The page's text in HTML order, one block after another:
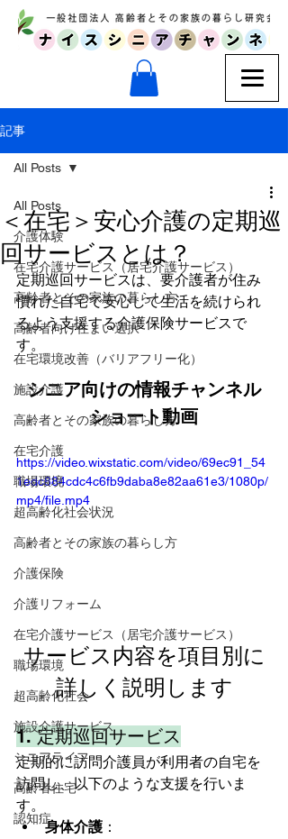
記事
All Posts
介護体験
在宅介護サービス（居宅介護サービス）
高齢者とその家族の暮らし方
高齢者向け住まい選択
在宅環境改善（バリアフリー化）
施設介護
高齢者とその家族の暮らし方
在宅介護
職場環境
超高齢化社会状況
高齢者とその家族の暮らし方
介護保険
介護リフォーム
在宅介護サービス（居宅介護サービス）
職場環境
超高齢化社会
施設介護サービス
シニアライフ
高齢者住宅
認知症
All Posts
＜在宅＞安心介護の定期巡
回サービスとは？
定期巡回サービスは、要介護者が住み
慣れた自宅で安心して生活を続けられ
るよう支援する介護保険サービスで
す。
シニア向けの情報チャンネル
ショート動画
https://video.wixstatic.com/video/69ec91_54
1edc884cdc4c6fb9daba8e82aa61e3/1080p/
mp4/file.mp4
サービス内容を項目別に
詳しく説明します
1. 定期巡回サービス
定期的に訪問介護員が利用者の自宅を
訪問し、以下のような支援を行いま
す。
身体介護 ：